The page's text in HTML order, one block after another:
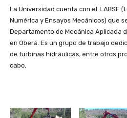
La Universidad cuenta con el LABSE
Numérica y Ensayos Mecánicos) que
Departamento de Mecánica Aplicada
en Oberá. Es un grupo de trabajo
de turbinas hidráulicas, entre otros
cabo.